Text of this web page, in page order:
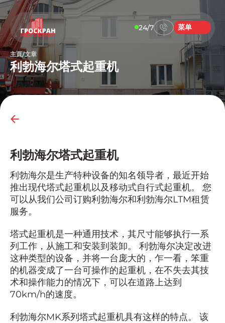
24/7 菜单
主頁/文章
利勃海尔塔式起重机
利勃海尔塔式起重机
利勃海尔是生产特种设备的知名领导者，最近开始
推出现代塔式起重机以及移动式自行式起重机。 您
可以从我们公司订购利勃海尔和利勃海尔LTM租赁
服务。
塔式起重机是一种通用技术，其尺寸能够执行一系
列工作，从施工和安装到装卸。 利勃海尔决定改进
这种类型的设备，并将一台庞大的，乍一看，笨重
的机器变成了一台可操作的起重机，在不失去其技
术和操作能力的情况下，可以在道路上达到
70km/h的速度。
利勃海尔MK系列塔式起重机具有这样的特点。 该